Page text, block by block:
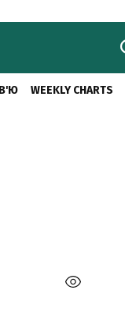
WEEKLY CHARTS